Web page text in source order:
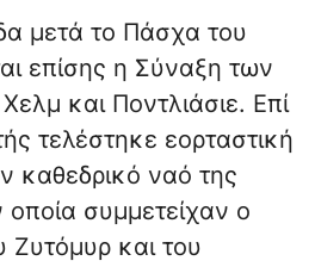
μετά το Πάσχα του
επίσης η Σύναξη των
και Ποντλιάσιε. Επί
τελέστηκε εορταστική
καθεδρικό ναό της
συμμετείχαν ο
Ζυτόμυρ και του